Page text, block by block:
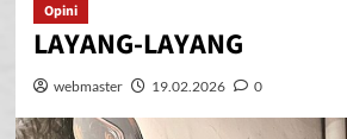
Opini
LAYANG-LAYANG
webmaster 19.02.2026 0